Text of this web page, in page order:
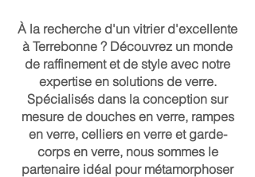
À la recherche d'un vitrier d'excellente
à Terrebonne ? Découvrez un monde
de raffinement et de style avec notre
expertise en solutions de verre.
Spécialisés dans la conception sur
mesure de douches en verre, rampes
en verre, celliers en verre et garde-
corps en verre, nous sommes le
partenaire idéal pour métamorphoser